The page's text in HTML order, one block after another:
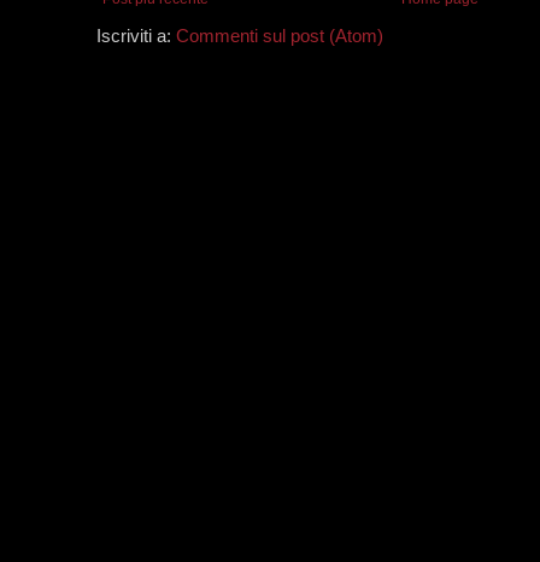
Iscriviti a: Commenti sul post (Atom)